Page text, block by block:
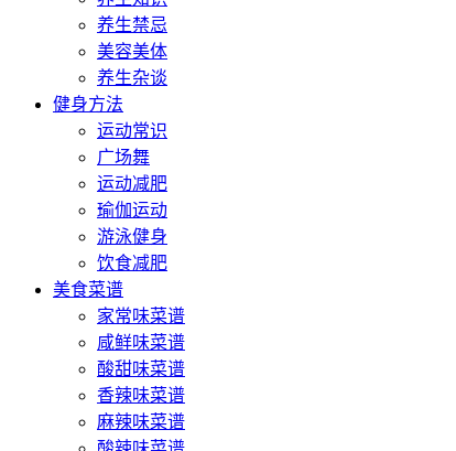
养生禁忌
美容美体
养生杂谈
健身方法
运动常识
广场舞
运动减肥
瑜伽运动
游泳健身
饮食减肥
美食菜谱
家常味菜谱
咸鲜味菜谱
酸甜味菜谱
香辣味菜谱
麻辣味菜谱